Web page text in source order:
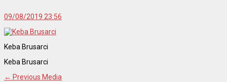
09/08/2019 23:56
Keba Brusarci
Keba Brusarci
← Previous Media